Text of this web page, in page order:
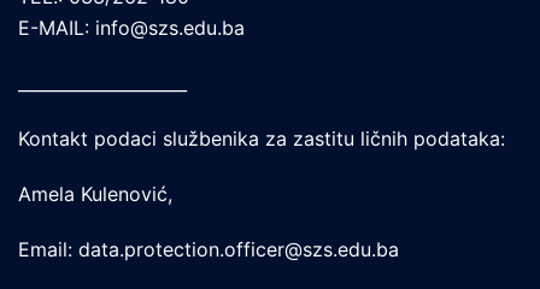
E-MAIL: info@szs.edu.ba
Kontakt podaci službenika za zastitu ličnih podataka:
Amela Kulenović,
Email: data.protection.officer@szs.edu.ba